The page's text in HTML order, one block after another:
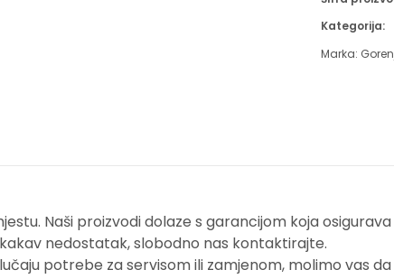
Kategorija:
Marka:
Naši proizvodi dolaze s garancijom koja
nedostatak, slobodno nas kontaktirajte.
potrebe za servisom ili zamjenom, molimo vas